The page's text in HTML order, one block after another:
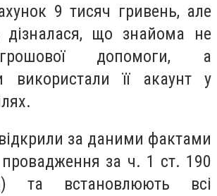
9 тисяч гривень, але
дізналася, що знайома не
допомоги, а
використали її акаунт у
за даними фактами
провадження за ч. 1 ст. 190
та встановлюють всі